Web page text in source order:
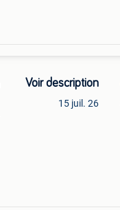
Voir description
15 juil. 26